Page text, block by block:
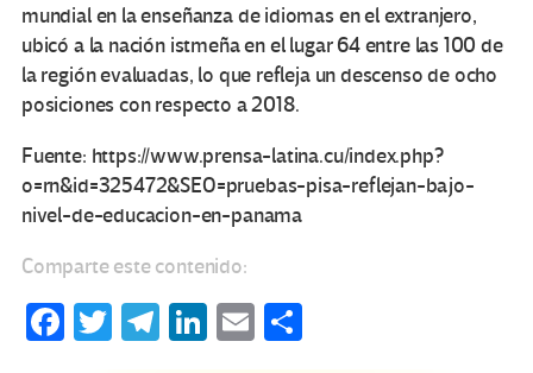
mundial en la enseñanza de idiomas en el extranjero,
ubicó a la nación istmeña en el lugar 64 entre las 100 de
la región evaluadas, lo que refleja un descenso de ocho
posiciones con respecto a 2018.
Fuente: https://www.prensa-latina.cu/index.php?
o=rn&id=325472&SEO=pruebas-pisa-reflejan-bajo-
nivel-de-educacion-en-panama
Comparte este contenido:
Fa T
Te Li
E